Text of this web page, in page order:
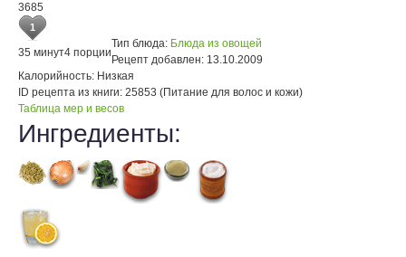
3685
1
35 минут4 порции
Тип блюда: Блюда из овощей
Рецепт добавлен: 13.10.2009
Калорийность: Низкая
ID рецепта из книги: 25853 (Питание для волос и кожи)
Таблица мер и весов
Ингредиенты: